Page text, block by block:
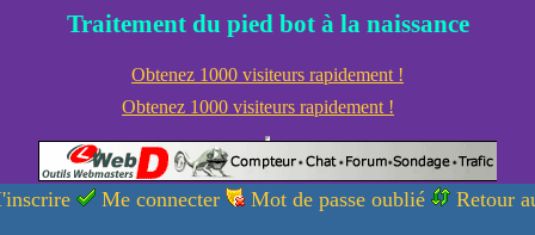
Traitement du pied bot à la naissance
Obtenez 1000 visiteurs rapidement !
Obtenez 1000 visiteurs rapidement !
Me connecter Mot de passe oublié Retour